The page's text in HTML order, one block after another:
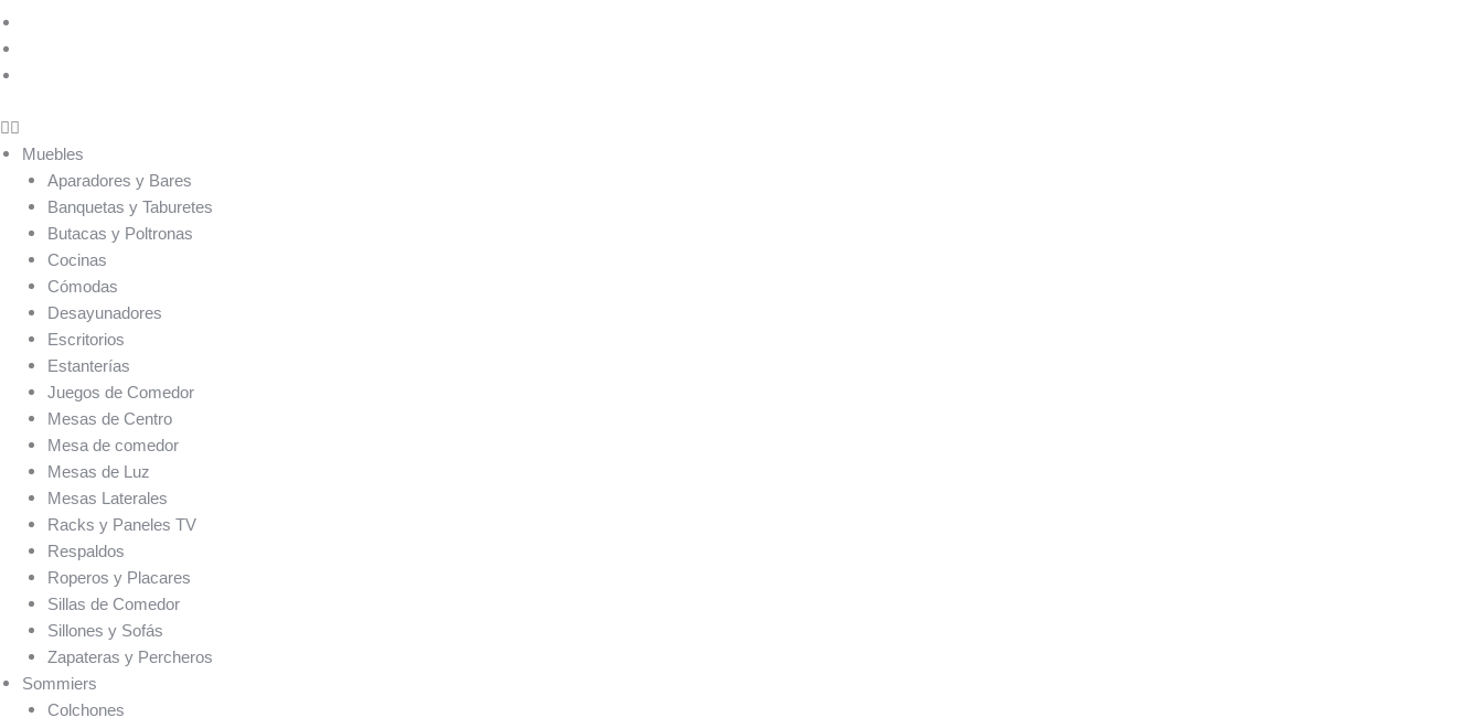
Muebles
Aparadores y Bares
Banquetas y Taburetes
Butacas y Poltronas
Cocinas
Cómodas
Desayunadores
Escritorios
Estanterías
Juegos de Comedor
Mesas de Centro
Mesa de comedor
Mesas de Luz
Mesas Laterales
Racks y Paneles TV
Respaldos
Roperos y Placares
Sillas de Comedor
Sillones y Sofás
Zapateras y Percheros
Sommiers
Colchones